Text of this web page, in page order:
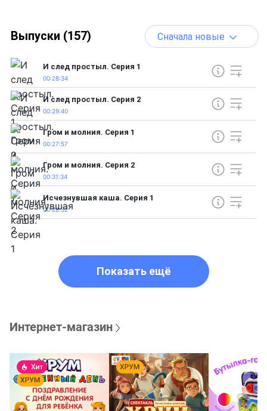
Выпуски (157) Сначала новые
И след простыл. Серия 1
00:28:34
И след простыл. Серия 2
00:29:40
Гром и молния. Серия 1
00:27:57
Гром и молния. Серия 2
00:31:34
Исчезнувшая каша. Серия 1
00:28:32
Показать ещё
Интернет-магазин